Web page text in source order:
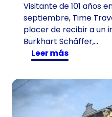
Visitante de 101 años
septiembre, Time
placer de recibir a un
Burkhart Schäffer,…
Leer más:
V
i
s